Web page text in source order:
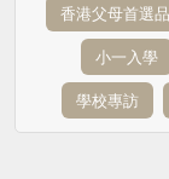
香港父母首選
小一入學
學校專訪